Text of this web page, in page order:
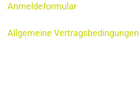
Anmeldeformular
Allgemeine Vertragsbedingungen